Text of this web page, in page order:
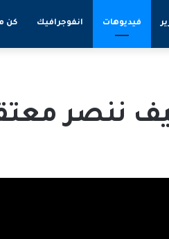
فيديوهات انفوجرافيك كن
ننصر